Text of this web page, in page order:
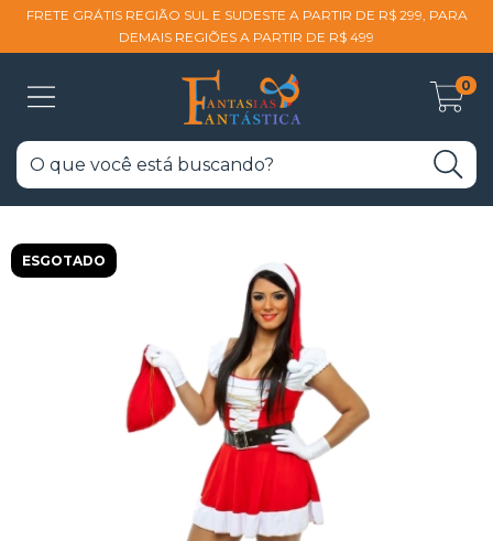
FRETE GRÁTIS REGIÃO SUL E SUDESTE A PARTIR DE R$ 299, PARA
DEMAIS REGIÕES A PARTIR DE R$ 499
0
ESGOTADO